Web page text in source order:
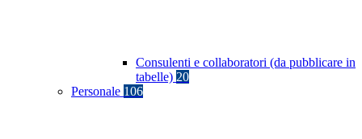
Consulenti e collaboratori (da pubblicare in
tabelle) 20
Personale 106